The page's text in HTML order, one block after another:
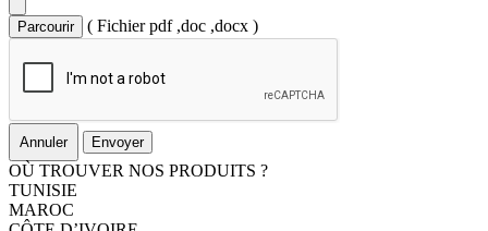
( Fichier pdf ,doc ,docx )
Annuler Envoyer
OÙ TROUVER NOS PRODUITS ?
TUNISIE
MAROC